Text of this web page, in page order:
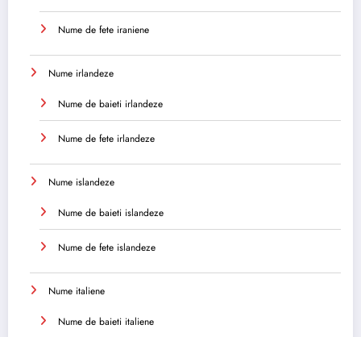
Nume de fete iraniene
Nume irlandeze
Nume de baieti irlandeze
Nume de fete irlandeze
Nume islandeze
Nume de baieti islandeze
Nume de fete islandeze
Nume italiene
Nume de baieti italiene